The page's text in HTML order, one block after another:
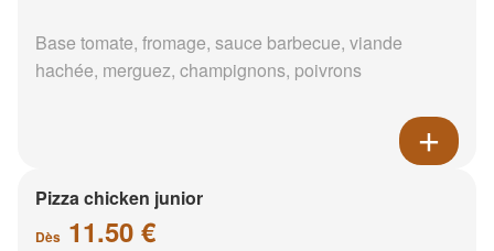
Base tomate, fromage, sauce barbecue, viande
hachée, merguez, champignons, poivrons
Pizza chicken junior
Dès 11.50 €